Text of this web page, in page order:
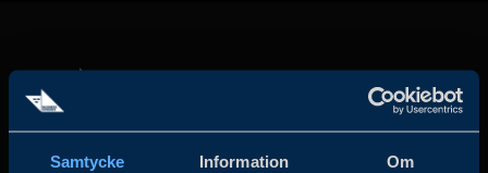
Samtycke Information Om